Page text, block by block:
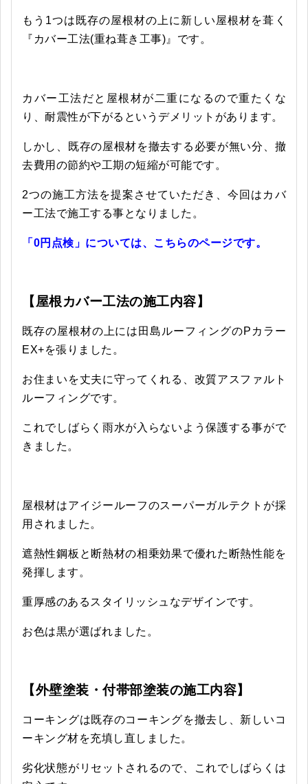
もう1つは既存の屋根材の上に新しい屋根材を葺く
『カバー工法(重ね葺き工事)』です。
カバー工法だと屋根材が二重になるので重たくな
り、耐震性が下がるというデメリットがあります。
しかし、既存の屋根材を撤去する必要が無い分、撤
去費用の節約や工期の短縮が可能です。
2つの施工方法を提案させていただき、今回はカバ
ー工法で施工する事となりました。
「0円点検」については、こちらのページです。
【屋根カバー工法の施工内容】
既存の屋根材の上には田島ルーフィングのPカラー
EX+を張りました。
お住まいを丈夫に守ってくれる、改質アスファルト
ルーフィングです。
これでしばらく雨水が入らないよう保護する事がで
きました。
屋根材はアイジールーフのスーパーガルテクトが採
用されました。
遮熱性鋼板と断熱材の相乗効果で優れた断熱性能を
発揮 します。
重厚感のあるスタイリッシュなデザインです。
お色は黒が選ばれました。
【外壁塗装・付帯部塗装の施工内容】
コーキングは既存のコーキングを撤去し、新しいコ
ーキング材を充填し直しました。
劣化状態がリセットされるので、これでしばらくは